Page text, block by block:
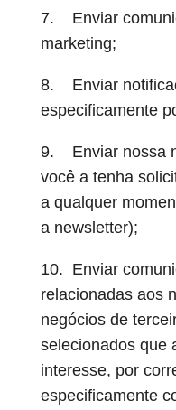
7. Enviar
marketing;
8. Enviar
especificamente
9. Enviar nossa
você a tenha
a qualquer
a newsletter);
10. Enviar
relacionadas aos
negócios de
selecionados que
interesse, por
especificamente